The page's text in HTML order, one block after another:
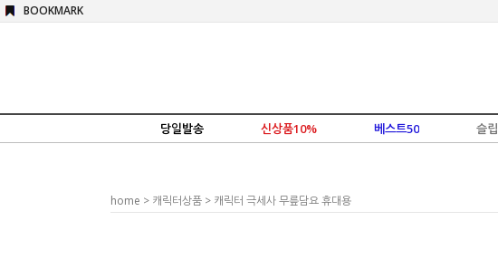
BOOKMARK
당일발송 신상품10% 베스트50 슬립
home > 캐릭터상품 > 캐릭터 극세사 무릎담요 휴대용